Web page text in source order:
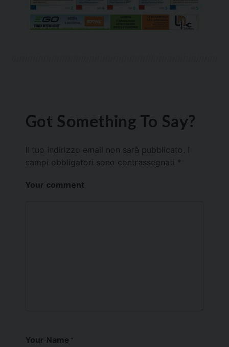
Got Something To Say?
Il tuo indirizzo email non sarà pubblicato.
campi obbligatori sono contrassegnati *
Your comment
Your Name*